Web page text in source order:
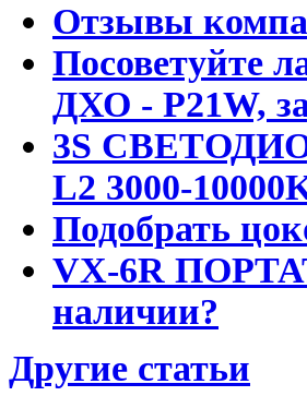
Отзывы
Посоветуйте
ДХО - P21W,
3S
L2 3000-
Подобрать
VX-6R
наличии?
Другие статьи